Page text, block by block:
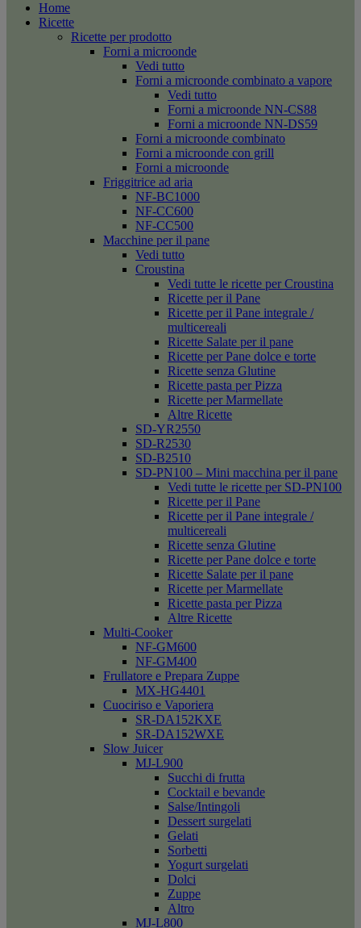
Home
Ricette
Ricette per prodotto
Forni a microonde
Vedi tutto
Forni a microonde combinato a vapore
Vedi tutto
Forni a microonde NN-CS88
Forni a microonde NN-DS59
Forni a microonde combinato
Forni a microonde con grill
Forni a microonde
Friggitrice ad aria
NF-BC1000
NF-CC600
NF-CC500
Macchine per il pane
Vedi tutto
Croustina
Vedi tutte le ricette per Croustina
Ricette per il Pane
Ricette per il Pane integrale /
multicereali
Ricette Salate per il pane
Ricette per Pane dolce e torte
Ricette senza Glutine
Ricette pasta per Pizza
Ricette per Marmellate
Altre Ricette
SD-YR2550
SD-R2530
SD-B2510
SD-PN100 – Mini macchina per il pane
Vedi tutte le ricette per SD-PN100
Ricette per il Pane
Ricette per il Pane integrale /
multicereali
Ricette senza Glutine
Ricette per Pane dolce e torte
Ricette Salate per il pane
Ricette per Marmellate
Ricette pasta per Pizza
Altre Ricette
Multi-Cooker
NF-GM600
NF-GM400
Frullatore e Prepara Zuppe
MX-HG4401
Cuociriso e Vaporiera
SR-DA152KXE
SR-DA152WXE
Slow Juicer
MJ-L900
Succhi di frutta
Cocktail e bevande
Salse/Intingoli
Dessert surgelati
Gelati
Sorbetti
Yogurt surgelati
Dolci
Zuppe
Altro
MJ-L800